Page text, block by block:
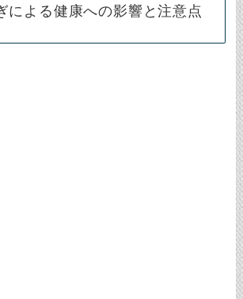
による健康への影響と注意点